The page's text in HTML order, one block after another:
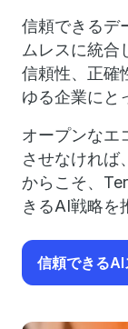
信頼できるデ
ムレスに統合
信頼性、正確
ゆる企業にと
オープンなエ
させなければ
からこそ、
きるAI戦略を
信頼できる